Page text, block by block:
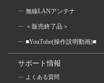
無線LANアンテナ
＜販売終了品＞
■YouTube(操作説明動画)■
サポート情報
よくある質問